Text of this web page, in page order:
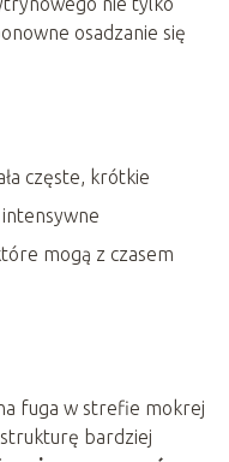
osadzanie się
częste, krótkie
mogą z czasem
fuga w strefie mokrej
bardziej